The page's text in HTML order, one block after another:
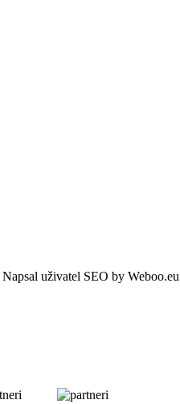
Napsal uživatel SEO by Weboo.eu